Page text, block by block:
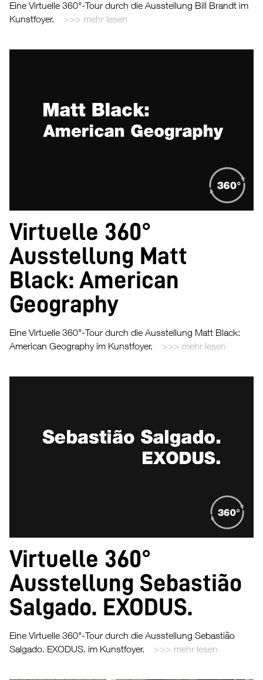
Eine Virtuelle 360°-Tour durch die Ausstellung Bill Brandt im
Kunstfoyer.
mehr lesen
Virtuelle 360°
Ausstellung Matt
Black: American
Geography
Eine Virtuelle 360°-Tour durch die Ausstellung Matt Black:
American Geography im Kunstfoyer.
mehr lesen
Virtuelle 360°
Ausstellung Sebastião
Salgado. EXODUS.
Eine Virtuelle 360°-Tour durch die Ausstellung Sebastião
Salgado. EXODUS. im Kunstfoyer.
mehr lesen